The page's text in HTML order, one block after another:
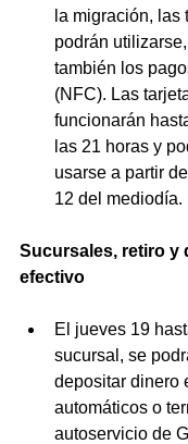
la migración, las
podrán
también los
(NFC). Las
funcionarán
las 21 horas y
usarse a partir
12 del mediodía.
Sucursales, retiro y
efectivo
El jueves 19
sucursal, se
depositar dinero
automáticos o
autoservicio de